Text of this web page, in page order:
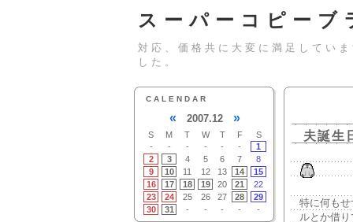
スーパーコピー
対応、価格共に大変に満足してい
した。
夫誕生
特に何も
ルとか借
CALENDAR
« 2007.12 »
S M T W T F
S
-
- - - - -
1
2
3 4 5 6 7
8
9
10 11 12 13 14
15
16
17 18 19 20 21
22
23
24 25 26 27 28
29
30
31 - - - - -